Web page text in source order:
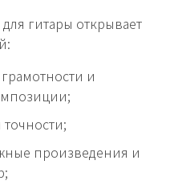
гитары открывает
и
произведения и